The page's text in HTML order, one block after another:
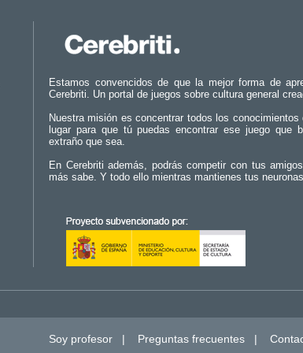
Estamos convencidos de que la mejor forma de
Cerebriti. Un portal de juegos sobre cultura general
Nuestra misión es concentrar todos los
lugar para que tú puedas encontrar ese juego que
extraño que sea.
En Cerebriti además, podrás competir con tus
más sabe. Y todo ello mientras mantienes tus
Soy profesor | Preguntas frecuentes |